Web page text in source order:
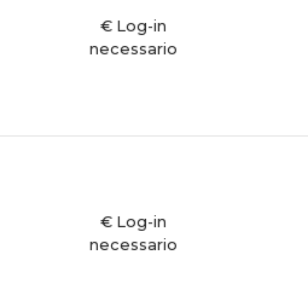
€ Log-in
necessario
€ Log-in
necessario